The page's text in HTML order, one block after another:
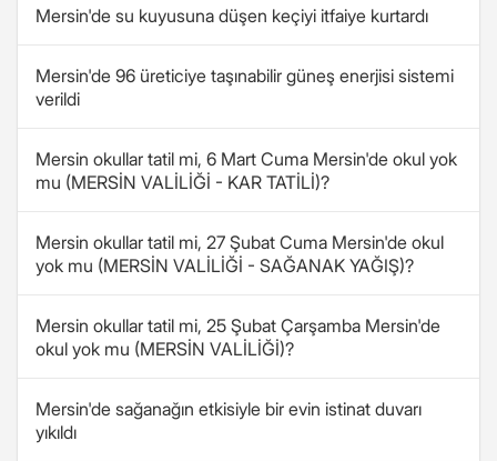
Mersin'de su kuyusuna düşen keçiyi itfaiye kurtardı
Mersin'de 96 üreticiye taşınabilir güneş enerjisi sistemi
verildi
Mersin okullar tatil mi, 6 Mart Cuma Mersin'de okul yok
mu (MERSİN VALİLİĞİ - KAR TATİLİ)?
Mersin okullar tatil mi, 27 Şubat Cuma Mersin'de okul
yok mu (MERSİN VALİLİĞİ - SAĞANAK YAĞIŞ)?
Mersin okullar tatil mi, 25 Şubat Çarşamba Mersin'de
okul yok mu (MERSİN VALİLİĞİ)?
Mersin'de sağanağın etkisiyle bir evin istinat duvarı
yıkıldı